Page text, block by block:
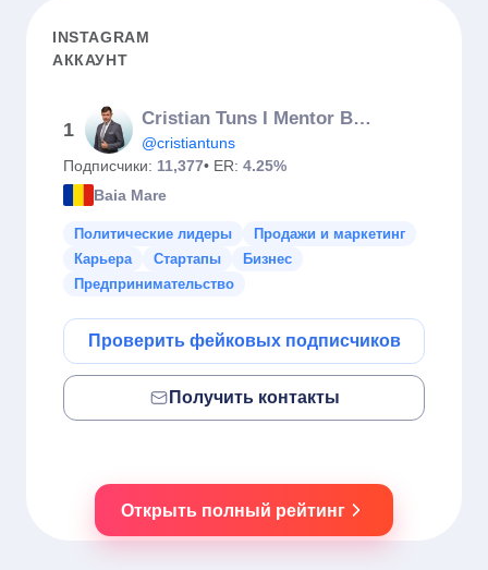
INSTAGRAM
АККАУНТ
1
Cristian Tuns I Mentor Business & Travel
@cristiantuns
Подписчики: 11,377• ER: 4.25%
Baia Mare
Политические лидеры
Продажи и маркетинг
Карьера
Стартапы
Бизнес
Предпринимательство
Проверить фейковых подписчиков
Получить контакты
Открыть полный рейтинг